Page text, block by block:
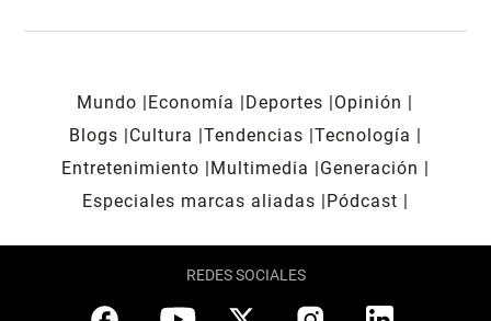
Mundo Economía Deportes
Opinión
Blogs
Cultura Tendencias Tecnología
Entretenimiento
Multimedia
Generación
Especiales marcas aliadas
Pódcast
REDES SOCIALES